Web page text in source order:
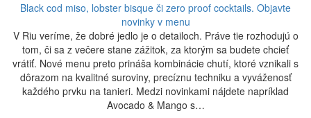
Black cod miso, lobster bisque či zero proof cocktails. Objavte
novinky v menu
V Riu veríme, že dobré jedlo je o detailoch. Práve tie rozhodujú o
tom, či sa z večere stane zážitok, za ktorým sa budete chcieť
vrátiť. Nové menu preto prináša kombinácie chutí, ktoré vznikali s
dôrazom na kvalitné suroviny, precíznu techniku a vyváženosť
každého prvku na tanieri. Medzi novinkami nájdete napríklad
Avocado & Mango s…